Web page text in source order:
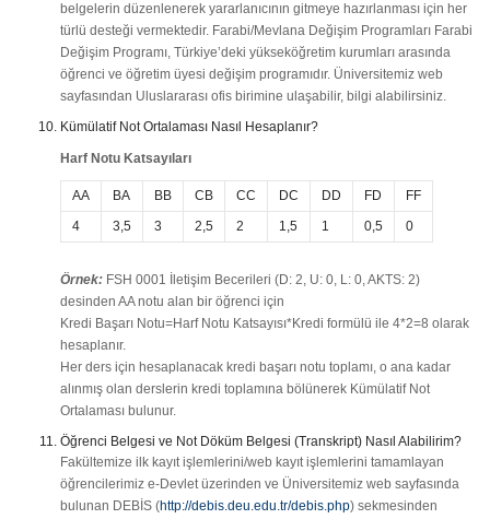
belgelerin düzenlenerek yararlanıcının gitmeye hazırlanması için her
türlü desteği vermektedir. Farabi/Mevlana Değişim Programları Farabi
Değişim Programı, Türkiye’deki yükseköğretim kurumları arasında
öğrenci ve öğretim üyesi değişim programıdır. Üniversitemiz web
sayfasından Uluslararası ofis birimine ulaşabilir, bilgi alabilirsiniz.
Kümülatif Not Ortalaması Nasıl Hesaplanır?
Harf Notu Katsayıları
AA BA BB CB CC DC DD FD
FF
4
3,5 3 2,5 2 1,5 1 0,5 0
Örnek: FSH 0001 İletişim Becerileri (D: 2, U: 0, L: 0, AKTS: 2)
desinden AA notu alan bir öğrenci için
Kredi Başarı Notu=Harf Notu Katsayısı*Kredi formülü ile 4*2=8 olarak
hesaplanır.
Her ders için hesaplanacak kredi başarı notu toplamı, o ana kadar
alınmış olan derslerin kredi toplamına bölünerek Kümülatif Not
Ortalaması bulunur.
Öğrenci Belgesi ve Not Döküm Belgesi (Transkript) Nasıl Alabilirim?
Fakültemize ilk kayıt işlemlerini/web kayıt işlemlerini tamamlayan
öğrencilerimiz e-Devlet üzerinden ve Üniversitemiz web sayfasında
bulunan DEBİS (http://debis.deu.edu.tr/debis.php) sekmesinden